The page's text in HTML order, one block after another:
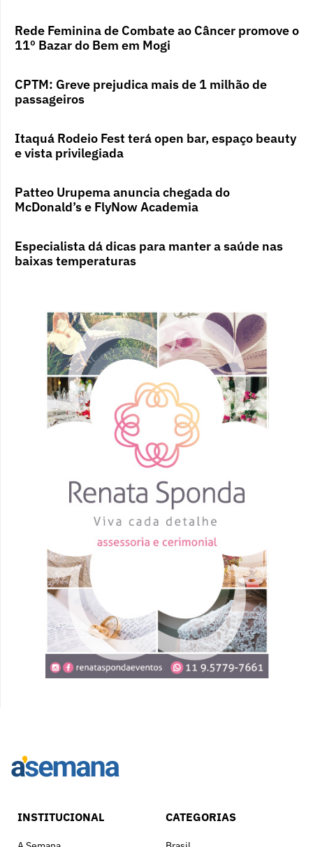
Rede Feminina de Combate ao Câncer promove o
11º Bazar do Bem em Mogi
CPTM: Greve prejudica mais de 1 milhão de
passageiros
Itaquá Rodeio Fest terá open bar, espaço beauty
e vista privilegiada
Patteo Urupema anuncia chegada do
McDonald’s e FlyNow Academia
Especialista dá dicas para manter a saúde nas
baixas temperaturas
INSTITUCIONAL CATEGORIAS